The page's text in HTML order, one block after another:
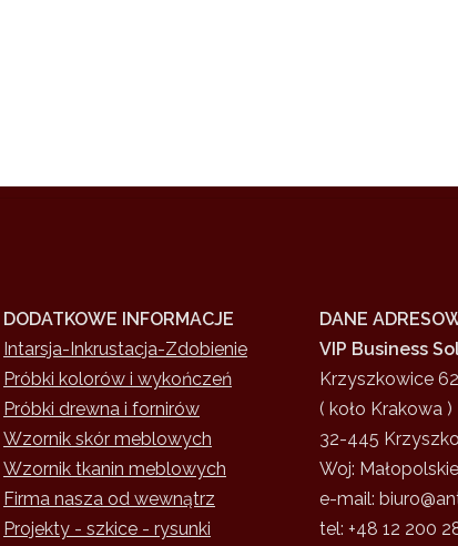
DODATKOWE INFORMACJE
Intarsja-Inkrustacja-Zdobienie
Próbki kolorów i wykończeń
Próbki drewna i fornirów
Wzornik skór meblowych
Wzornik tkanin meblowych
Firma nasza od wewnątrz
Projekty - szkice - rysunki
DANE
VIP Business
Krzyszkowice 62
( koło Krakowa )
32-445
Woj: Małopolskie
e-mail:
tel: +48 12 200